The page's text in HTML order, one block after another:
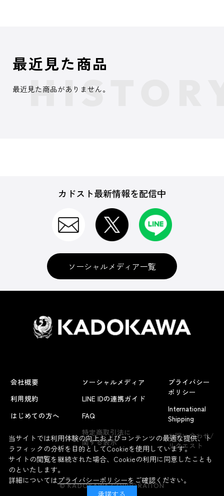
よくあるお問い合わせ
最近見た商品
最近見た商品がありません。
カドスト最新情報を配信中
ソーシャルメディア一覧
会社概要
利用規約
はじめての方へ
ソーシャルメディア
LINE IDの連携ガイド
FAQ
特定商取引法に
関する表示
プライバシー
ポリシー
International
Shipping
お問い合わせ/
リクエスト
© KADOKAWA CORPORATION
当サイトでは利用体験の向上およびコンテンツの最適な提供、ト
ラフィックの分析を目的としてCookieを使用しています。
サイトの閲覧を継続された場合、Cookieの利用に同意したことも
のといたします。
詳細についてはプライバシーポリシーをご確認ください。